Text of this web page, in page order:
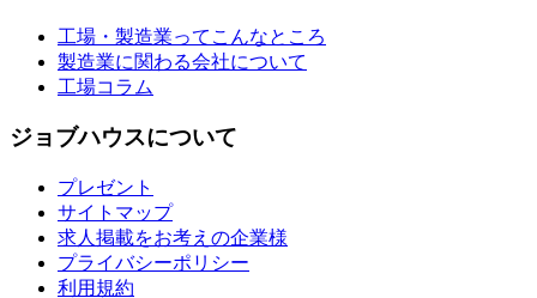
工場・製造業ってこんなところ
製造業に関わる会社について
工場コラム
ジョブハウスについて
プレゼント
サイトマップ
求人掲載をお考えの企業様
プライバシーポリシー
利用規約